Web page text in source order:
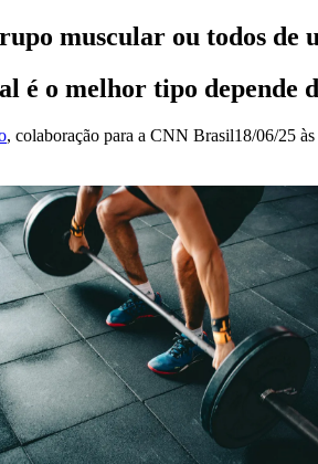
muscular ou todos de
é o melhor tipo depende
, colaboração para a CNN Brasil18/06/25